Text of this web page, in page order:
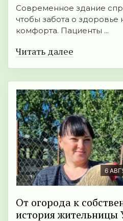
Современное здание
чтобы забота о здоровье
комфорта. Пациенты ...
Читать далее
6
От огорода к
история жительницы